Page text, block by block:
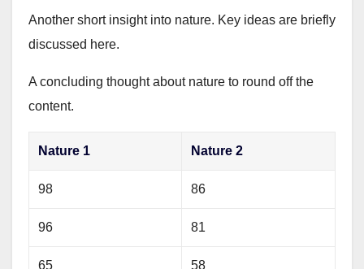
Another short insight into nature. Key ideas are briefly
discussed here.
A concluding thought about nature to round off the
content.
Nature 1 Nature 2
98 86
96 81
65 58